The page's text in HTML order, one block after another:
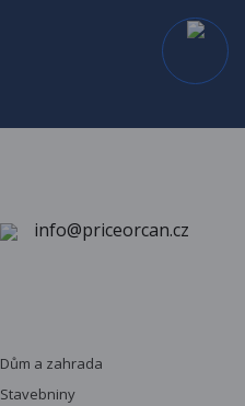
info@priceorcan.cz
Dům a zahrada
Stavebniny